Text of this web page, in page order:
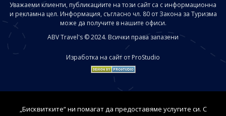
Уважаеми клиенти, публикациите на този сайт са с информационна
и рекламна цел. Информация, съгласно чл. 80 от Закона за Туризма
може да получите в нашите офиси.
ABV Travel's © 2024. Всички права запазени
Изработка на сайт от ProStudio
„Бисквитките“ ни помагат да предоставяме услугите си. С